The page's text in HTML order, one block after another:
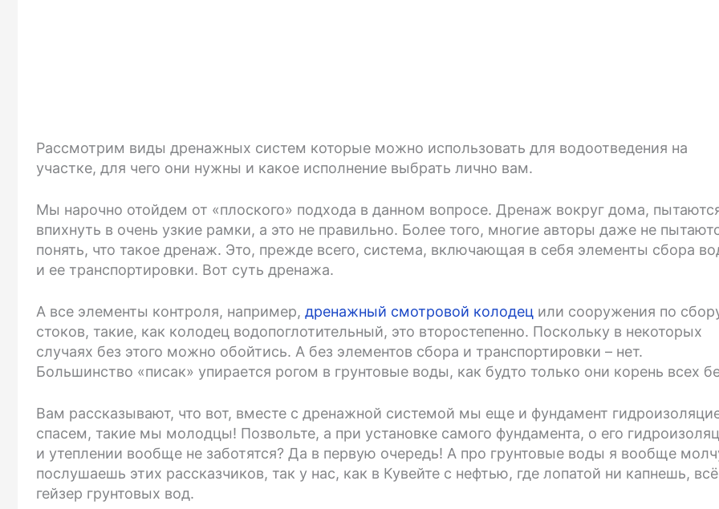
Рассмотрим виды дренажных систем которые можно использовать для водоотведения на
участке, для чего они нужны и какое исполнение выбрать лично вам.
Мы нарочно отойдем от «плоского» подхода в данном вопросе. Дренаж вокруг дома,
впихнуть в очень узкие рамки, а это не правильно. Более того, многие авторы даже не
понять, что такое дренаж. Это, прежде всего, система, включающая в себя элементы сбора
и ее транспортировки. Вот суть дренажа.
А все элементы контроля, например,дренажный смотровой колодец или сооружения по
стоков, такие, как колодец водопоглотительный, это второстепенно. Поскольку в некоторых
случаях без этого можно обойтись. А без элементов сбора и транспортировки – нет.
Большинство «писак» упирается рогом в грунтовые воды, как будто только они корень всех
Вам рассказывают, что вот, вместе с дренажной системой мы еще и фундамент
спасем, такие мы молодцы! Позвольте, а при установке самого фундамента, о его
и утеплении вообще не заботятся? Да в первую очередь! А про грунтовые воды я вообще
послушаешь этих рассказчиков, так у нас, как в Кувейте с нефтью, где лопатой ни капнешь,
гейзер грунтовых вод.